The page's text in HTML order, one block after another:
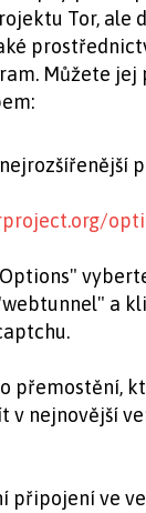
Tor, ale
Můžete jej
a
přemostění,
v nejnovější
připojení ve